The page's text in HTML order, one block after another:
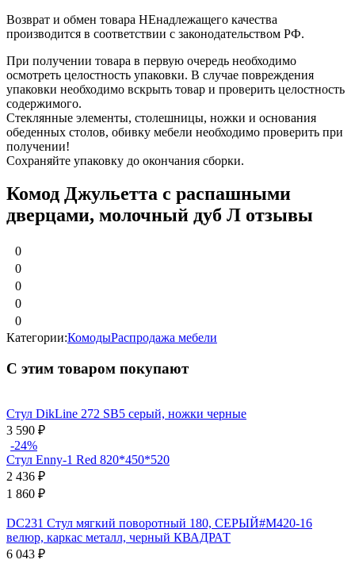
Возврат и обмен товара НЕнадлежащего качества
производится в соответствии с законодательством РФ.
При получении товара в первую очередь необходимо
осмотреть целостность упаковки. В случае повреждения
упаковки необходимо вскрыть товар и проверить целостность
содержимого.
Стеклянные элементы, столешницы, ножки и основания
обеденных столов, обивку мебели необходимо проверить при
получении!
Сохраняйте упаковку до окончания сборки.
Комод Джульетта с распашными
дверцами, молочный дуб Л отзывы
0
0
0
0
0
Категории:КомодыРаспродажа мебели
С этим товаром покупают
Стул DikLine 272 SB5 серый, ножки черные
3 590 ₽
-24%
Стул Enny-1 Red 820*450*520
2 436 ₽
1 860 ₽
DC231 Стул мягкий поворотный 180, СЕРЫЙ#M420-16
велюр, каркас металл, черный КВАДРАТ
6 043 ₽